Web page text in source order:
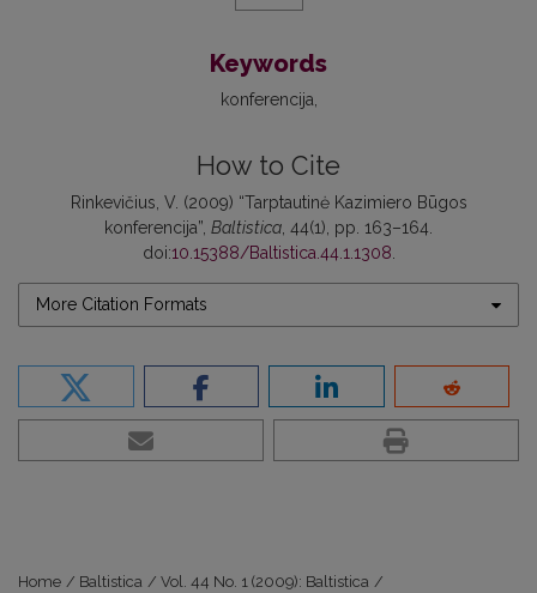
Keywords
konferencija
How to Cite
Rinkevičius, V. (2009) “Tarptautinė Kazimiero Būgos
konferencija”, Baltistica, 44(1), pp. 163–164.
doi:10.15388/Baltistica.44.1.1308.
More Citation Formats
Home / Baltistica / Vol. 44 No. 1 (2009): Baltistica /